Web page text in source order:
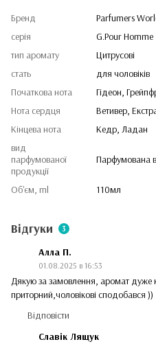
Бренд
Parfumers
серія
G.Pour Homme
тип аромату
Цитрусові
стать
для чоловіків
Початкова нота
Гідеон,
Нота сердця
Ветивер,
Кінцева нота
Кедр, Ладан
вид
парфумованої
продукції
Парфумована
Об'єм, ml 110мл
Відгуки 3
Алла П.
01.08.2025 в 16:53
Дякую за замовлення, аромат дуже
приторний,чоловікові сподобався ))
Відповісти
Славік Лящук